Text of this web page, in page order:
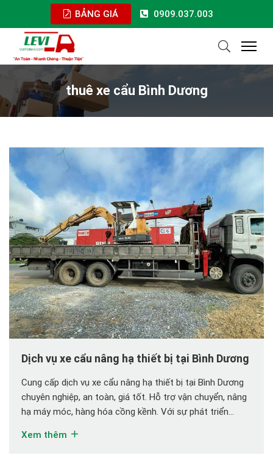
BẢNG GIÁ 0909.037.003
thuê xe cẩu Bình Dương
Dịch vụ xe cẩu nâng hạ thiết bị tại Bình Dương
Cung cấp dịch vụ xe cẩu nâng hạ thiết bị tại Bình Dương
chuyên nghiệp, an toàn, giá tốt. Hỗ trợ vận chuyển, nâng
hạ máy móc, hàng hóa cồng kềnh. Với sự phát triển
sử dụng xe cẩu nâng hạ ngày càng tăng […]
Xem thêm